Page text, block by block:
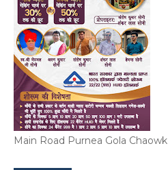
Main Road Purnea Gola Chaowk